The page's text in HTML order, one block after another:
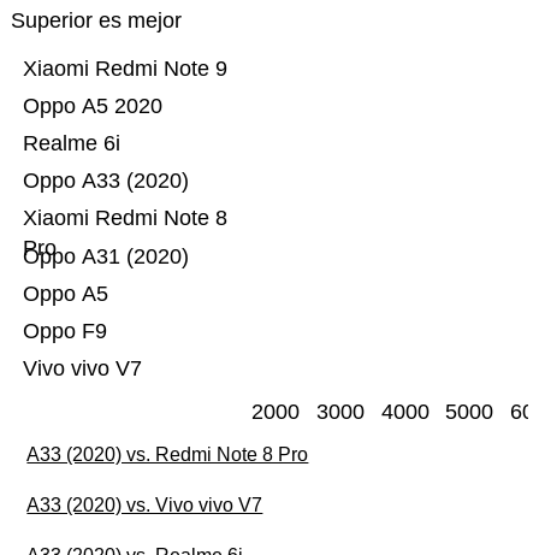
Superior es mejor
Vivo vivo V7
Oppo F9
Oppo A5
Oppo A31 (2020)
Xiaomi Redmi Note 8
Pro
Oppo A33 (2020)
Realme 6i
Oppo A5 2020
Xiaomi Redmi Note 9
2000 3000 4000 5000
A33 (2020) vs. Redmi Note 8 Pro
A33 (2020) vs. Vivo vivo V7